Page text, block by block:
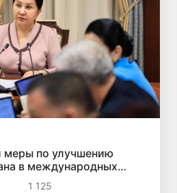
меры по улучшению
в международных
1 125